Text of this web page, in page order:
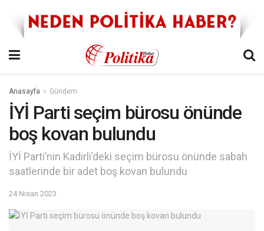
Anasayfa Gündem
İYİ Parti seçim bürosu önünde
boş kovan bulundu
İYİ Parti’nin Kadirli’deki seçim bürosu önünde sabah
saatlerinde bir adet boş kovan bulundu
24 Nisan 2023